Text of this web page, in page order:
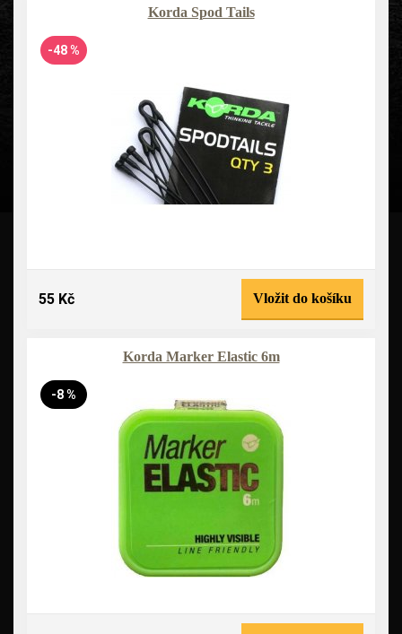
Korda Spod Tails
-48 %
55 Kč Vložit do košíku
Korda Marker Elastic 6m
-8 %